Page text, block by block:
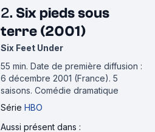
2. Six pieds sous
terre (2001)
Six Feet Under
55 min. Date de première diffusion :
6 décembre 2001 (France). 5
saisons. Comédie dramatique
Série HBO
Aussi présent dans :